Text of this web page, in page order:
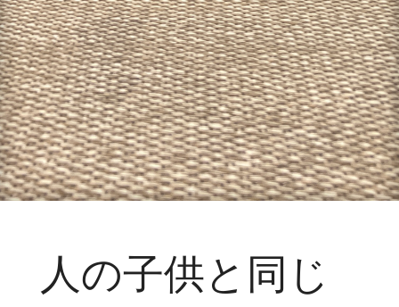
人の子供と同じ